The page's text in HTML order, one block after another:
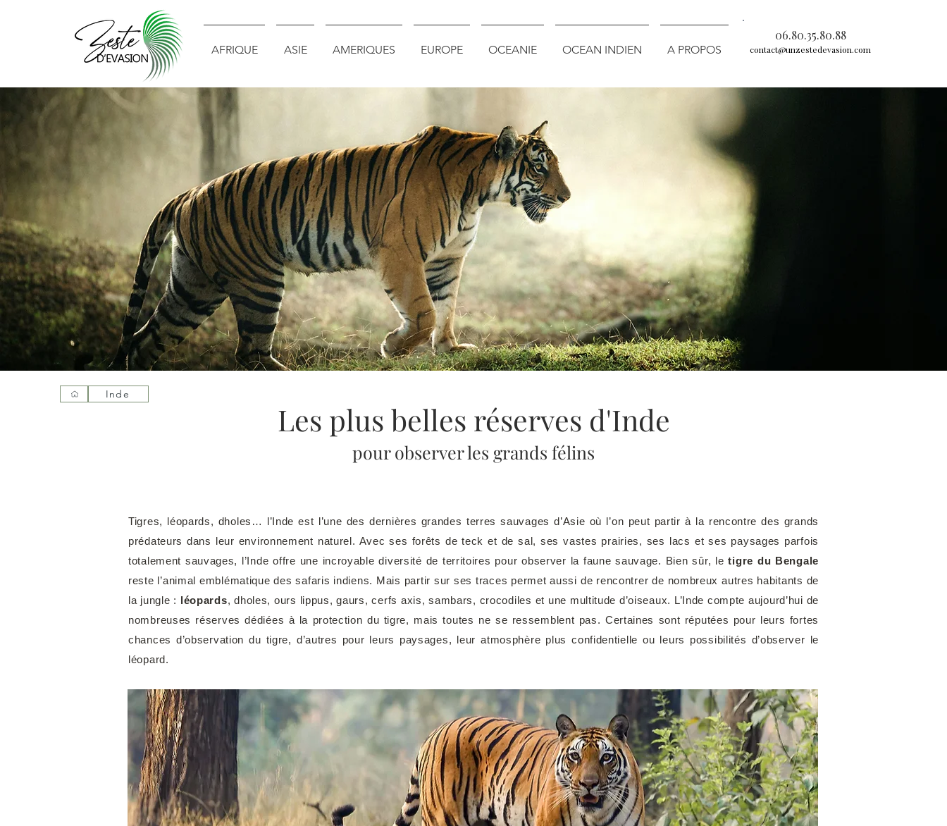
AFRIQUE ASIE AMERIQUES EUROPE OCEANIE OCEAN INDIEN A PROPOS
06.80.35.80.88
contact@unzestedevasion.com
Inde
Les plus belles réserves d'Inde
pour observer les grands félins
Tigres, léopards, dholes… l’Inde est l’une des dernières grandes terres sauvages d’Asie où l’on peut partir à la rencontre des grands
prédateurs dans leur environnement naturel. Avec ses forêts de teck et de sal, ses vastes prairies, ses lacs et ses paysages parfois
totalement sauvages, l’Inde offre une incroyable diversité de territoires pour observer la faune sauvage. Bien sûr, letigre du Bengale
reste l’animal emblématique des safaris indiens. Mais partir sur ses traces permet aussi de rencontrer de nombreux autres habitants de
la jungle : léopards, dholes, ours lippus, gaurs, cerfs axis, sambars, crocodiles et une multitude d’oiseaux. L’Inde compte aujourd’hui de
nombreuses réserves dédiées à la protection du tigre, mais toutes ne se ressemblent pas. Certaines sont réputées pour leurs fortes
chances d’observation du tigre, d’autres pour leurs paysages, leur atmosphère plus confidentielle ou leurs possibilités d’observer le
léopard.